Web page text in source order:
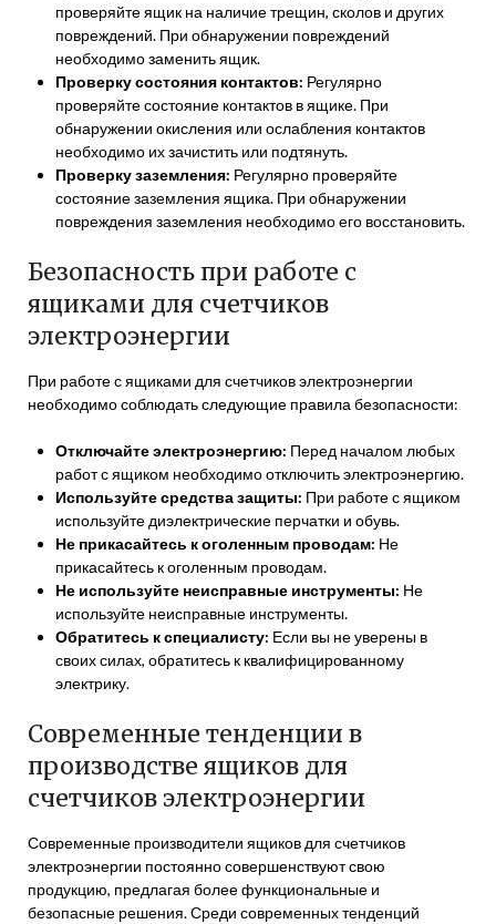
проверяйте ящик на наличие трещин, сколов и других
повреждений. При обнаружении повреждений
необходимо заменить ящик.
Проверку состояния контактов: Регулярно
проверяйте состояние контактов в ящике. При
обнаружении окисления или ослабления контактов
необходимо их зачистить или подтянуть.
Проверку заземления: Регулярно проверяйте
состояние заземления ящика. При обнаружении
повреждения заземления необходимо его восстановить.
Безопасность при работе с
ящиками для счетчиков
электроэнергии
При работе с ящиками для счетчиков электроэнергии
необходимо соблюдать следующие правила безопасности:
Отключайте электроэнергию: Перед началом любых
работ с ящиком необходимо отключить электроэнергию.
Используйте средства защиты: При работе с ящиком
используйте диэлектрические перчатки и обувь.
Не прикасайтесь к оголенным проводам: Не
прикасайтесь к оголенным проводам.
Не используйте неисправные инструменты: Не
используйте неисправные инструменты.
Обратитесь к специалисту: Если вы не уверены в
своих силах, обратитесь к квалифицированному
электрику.
Современные тенденции в
производстве ящиков для
счетчиков электроэнергии
Современные производители ящиков для счетчиков
электроэнергии постоянно совершенствуют свою
продукцию, предлагая более функциональные и
безопасные решения. Среди современных тенденций